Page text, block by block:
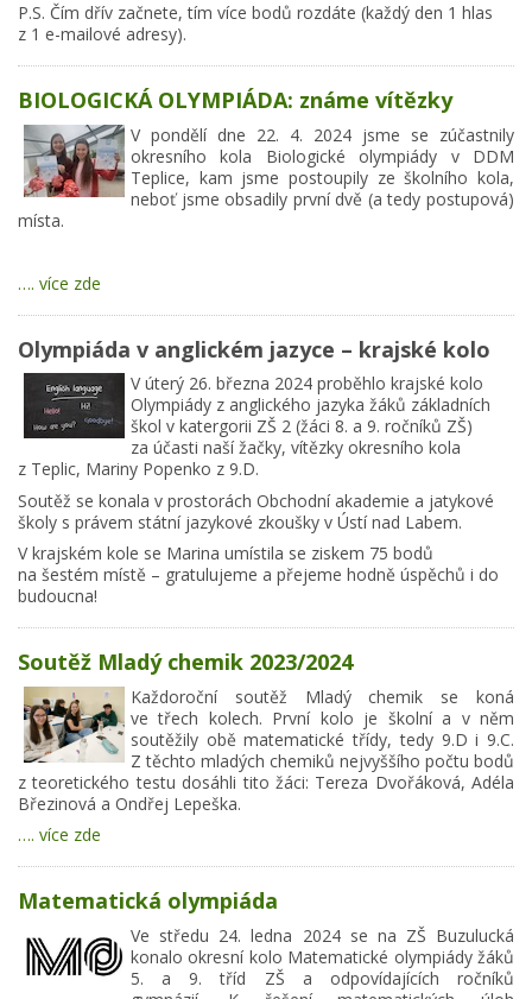
P.S. Čím dřív začnete, tím více bodů rozdáte (každý den 1 hlas
z 1 e-mailové adresy).
BIOLOGICKÁ OLYMPIÁDA: známe vítězky
V pondělí dne 22. 4. 2024 jsme se zúčastnily
okresního kola Biologické olympiády v DDM
Teplice, kam jsme postoupily ze školního kola,
neboť jsme obsadily první dvě (a tedy postupová)
místa.
…. více zde
Olympiáda v anglickém jazyce – krajské kolo
V úterý 26. března 2024 proběhlo krajské kolo
Olympiády z anglického jazyka žáků základních
škol v katergorii ZŠ 2 (žáci 8. a 9. ročníků ZŠ)
za účasti naší žačky, vítězky okresního kola
z Teplic, Mariny Popenko z 9.D.
Soutěž se konala v prostorách Obchodní akademie a jatykové
školy s právem státní jazykové zkoušky v Ústí nad Labem.
V krajském kole se Marina umístila se ziskem 75 bodů
na šestém místě – gratulujeme a přejeme hodně úspěchů i do
budoucna!
Soutěž Mladý chemik 2023/2024
Každoroční soutěž Mladý chemik se koná
ve třech kolech. První kolo je školní a v něm
soutěžily obě matematické třídy, tedy 9.D i 9.C.
Z těchto mladých chemiků nejvyššího počtu bodů
z teoretického testu dosáhli tito žáci: Tereza Dvořáková, Adéla
Březinová a Ondřej Lepeška.
…. více zde
Matematická olympiáda
Ve středu 24. ledna 2024 se na ZŠ Buzulucká
konalo okresní kolo Matematické olympiády žáků
5. a 9. tříd ZŠ a odpovídajících ročníků